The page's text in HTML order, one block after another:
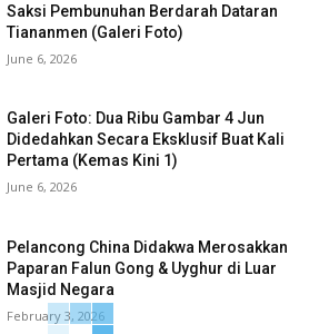
Saksi Pembunuhan Berdarah Dataran
Tiananmen (Galeri Foto)
June 6, 2026
Galeri Foto: Dua Ribu Gambar 4 Jun
Didedahkan Secara Eksklusif Buat Kali
Pertama (Kemas Kini 1)
June 6, 2026
Pelancong China Didakwa Merosakkan
Paparan Falun Gong & Uyghur di Luar
Masjid Negara
February 3, 2026